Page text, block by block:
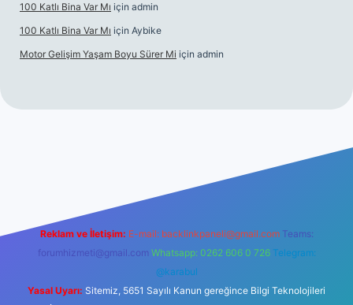
100 Katlı Bina Var Mı için admin
100 Katlı Bina Var Mı için Aybike
Motor Gelişim Yaşam Boyu Sürer Mi için admin
Reklam ve İletişim: E-mail: backlinkpaneli@gmail.com Teams:
forumhizmeti@gmail.com Whatsapp: 0262 606 0 726 Telegram:
@karabul
Yasal Uyarı: Sitemiz, 5651 Sayılı Kanun gereğince Bilgi Teknolojileri